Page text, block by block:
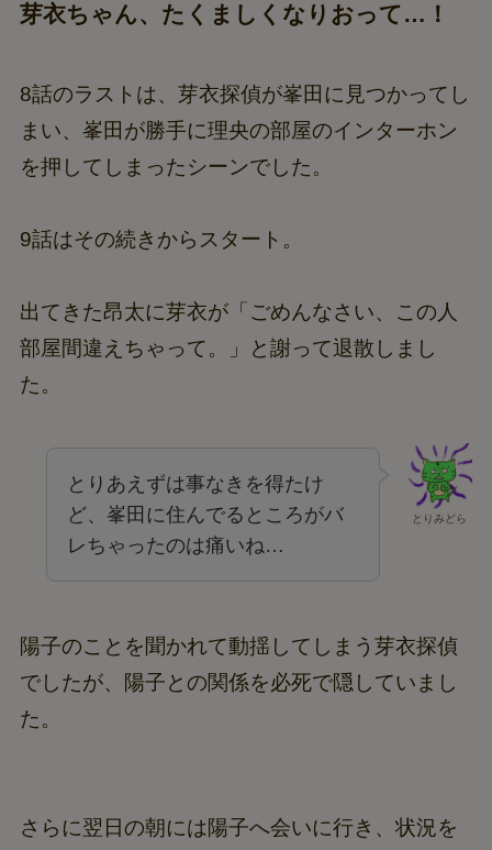
芽衣ちゃん、たくましくなりおって…！
8話のラストは、芽衣探偵が峯田に見つかってし
まい、峯田が勝手に理央の部屋のインターホン
を押してしまったシーンでした。
9話はその続きからスタート。
出てきた昂太に芽衣が「ごめんなさい、この人
部屋間違えちゃって。」と謝って退散しまし
た。
とりみどら
とりあえずは事なきを得たけ
ど、峯田に住んでるところがバ
レちゃったのは痛いね…
陽子のことを聞かれて動揺してしまう芽衣探偵
でしたが、陽子との関係を必死で隠していまし
た。
さらに翌日の朝には陽子へ会いに行き、状況を